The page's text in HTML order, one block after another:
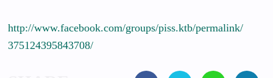
http://www.facebook.com/groups/piss.ktb/permalink/
375124395843708/